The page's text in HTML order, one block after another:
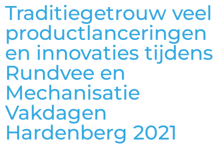
Traditiegetrouw veel
productlanceringen
en innovaties tijdens
Rundvee en
Mechanisatie
Vakdagen
Hardenberg 2021